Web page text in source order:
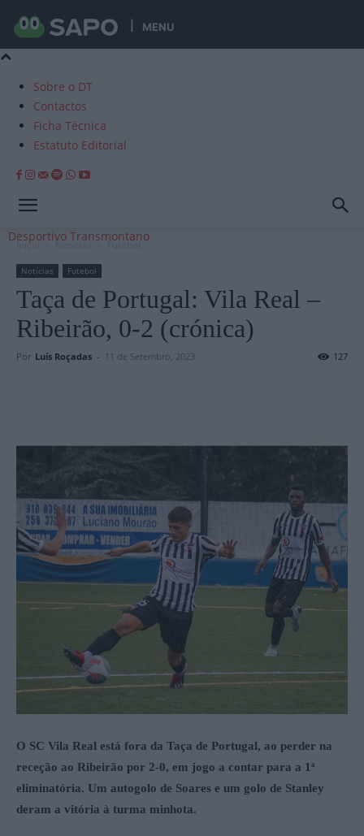
MENU
Sobre o DT
Contactos
Ficha Técnica
Estatuto Editorial
Desportivo Transmontano
Início Notícias Futebol
Notícias Futebol
Taça de Portugal: Vila Real –
Ribeirão, 0-2 (crónica)
Por Luís Roçadas - 11 de Setembro, 2023 127
O SC Vila Real está fora da Taça de Portugal, ao perder na
receção ao Ribeirão por 2-0, em jogo a contar para a 1ª
eliminatória. Um autogolo de Soares e um golo de Stanley
deram a vitória à turma minhota.